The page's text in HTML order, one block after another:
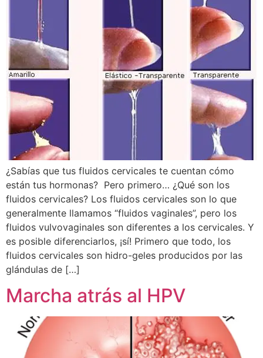
¿Sabías que tus fluidos cervicales te cuentan cómo
están tus hormonas? Pero primero… ¿Qué son los
fluidos cervicales? Los fluidos cervicales son lo que
generalmente llamamos “fluidos vaginales”, pero los
fluidos vulvovaginales son diferentes a los cervicales. Y
es posible diferenciarlos, ¡sí! Primero que todo, los
fluidos cervicales son hidro-geles producidos por las
glándulas de […]
Marcha atrás al HPV